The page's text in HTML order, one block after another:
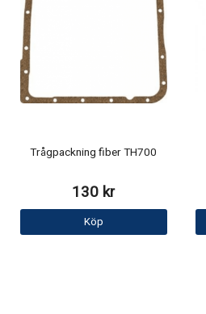
Trågpackning fiber TH700
130 kr
Köp